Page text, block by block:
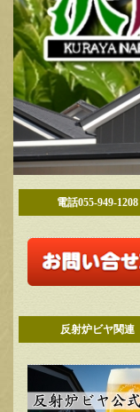
電話055-949-1208
反射炉ビヤ関連